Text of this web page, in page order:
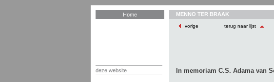
Home
deze website
MENNO TER BRAAK
vorige terug naar lijst
In memoriam C.S. Adama van